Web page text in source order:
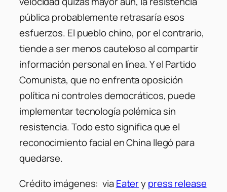
pública probablemente retrasaría esos
esfuerzos. El pueblo chino, por el contrario,
tiende a ser menos cauteloso al compartir
información personal en línea. Y el Partido
Comunista, que no enfrenta oposición
política ni controles democráticos, puede
implementar tecnología polémica sin
resistencia. Todo esto significa que el
reconocimiento facial en China llegó para
quedarse.
Crédito imágenes: viaEaterypress release